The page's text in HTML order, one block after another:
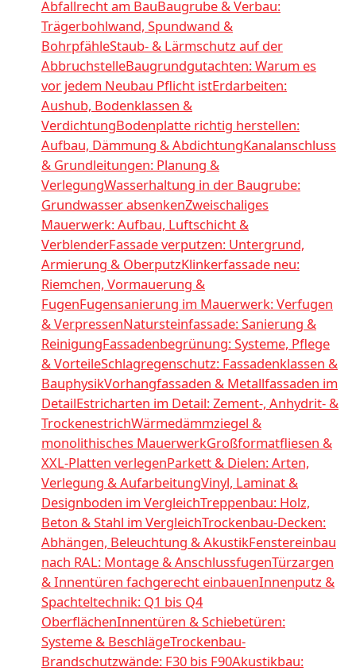
Abfallrecht am BauBaugrube & Verbau:
Trägerbohlwand, Spundwand &
BohrpfähleStaub- & Lärmschutz auf der
AbbruchstelleBaugrundgutachten: Warum es
vor jedem Neubau Pflicht istErdarbeiten:
Aushub, Bodenklassen &
VerdichtungBodenplatte richtig herstellen:
Aufbau, Dämmung & AbdichtungKanalanschluss
& Grundleitungen: Planung &
VerlegungWasserhaltung in der Baugrube:
Grundwasser absenkenZweischaliges
Mauerwerk: Aufbau, Luftschicht &
VerblenderFassade verputzen: Untergrund,
Armierung & OberputzKlinkerfassade neu:
Riemchen, Vormauerung &
FugenFugensanierung im Mauerwerk: Verfugen
& VerpressenNatursteinfassade: Sanierung &
ReinigungFassadenbegrünung: Systeme, Pflege
& VorteileSchlagregenschutz: Fassadenklassen &
BauphysikVorhangfassaden & Metallfassaden im
DetailEstricharten im Detail: Zement-, Anhydrit- &
TrockenestrichWärmedämmziegel &
monolithisches MauerwerkGroßformatfliesen &
XXL-Platten verlegenParkett & Dielen: Arten,
Verlegung & AufarbeitungVinyl, Laminat &
Designboden im VergleichTreppenbau: Holz,
Beton & Stahl im VergleichTrockenbau-Decken:
Abhängen, Beleuchtung & AkustikFenstereinbau
nach RAL: Montage & AnschlussfugenTürzargen
& Innentüren fachgerecht einbauenInnenputz &
Spachteltechnik: Q1 bis Q4
OberflächenInnentüren & Schiebetüren:
Systeme & BeschlägeTrockenbau-
Brandschutzwände: F30 bis F90Akustikbau: